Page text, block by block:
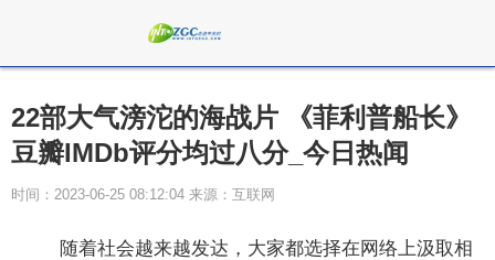
22部大气滂沱的海战片 《菲利普船长》
豆瓣IMDb评分均过八分_今日热闻
时间：2023-06-25 08:12:04 来源：互联网
随着社会越来越发达，大家都选择在网络上汲取相